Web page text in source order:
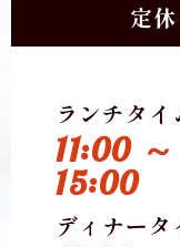
定
ランチタイ
11:00 ～
15:00
ディナータ